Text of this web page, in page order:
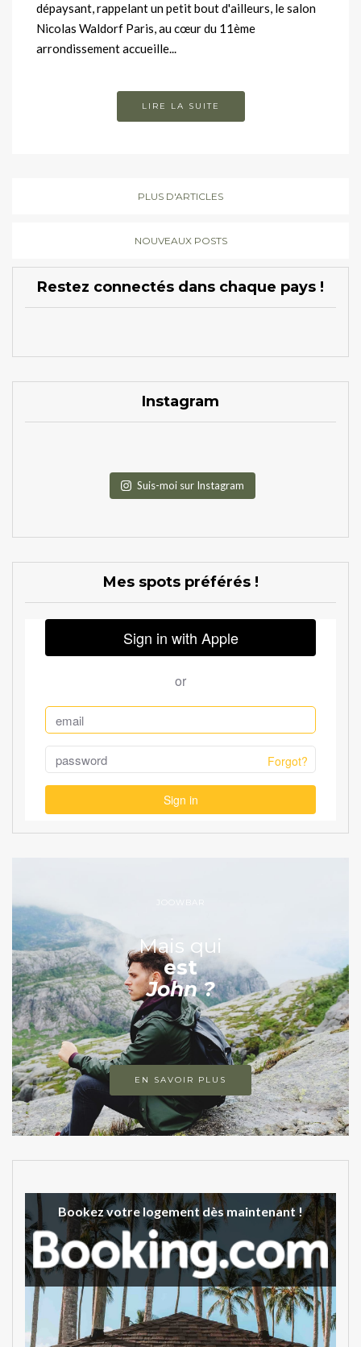
dépaysant, rappelant un petit bout d'ailleurs, le salon
Nicolas Waldorf Paris, au cœur du 11ème
arrondissement accueille...
LIRE LA SUITE
PLUS D'ARTICLES
NOUVEAUX POSTS
Restez connectés dans chaque pays !
Instagram
Suis-moi sur Instagram
Mes spots préférés !
JOOWBAR
Mais qui
est
John ?
EN SAVOIR PLUS
Bookez votre logement dès maintenant !